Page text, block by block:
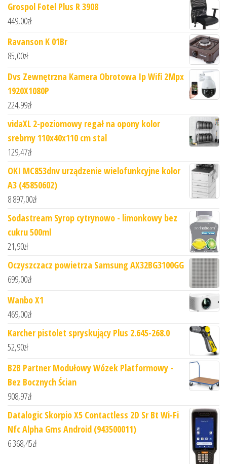
Grospol Fotel Plus R 3908
449,00zł
Ravanson K 01Br
85,00zł
Dvs Zewnętrzna Kamera Obrotowa Ip Wifi 2Mpx
1920X1080P
224,99zł
vidaXL 2-poziomowy regał na opony kolor
srebrny 110x40x110 cm stal
129,47zł
OKI MC853dnv urządzenie wielofunkcyjne kolor
A3 (45850602)
8 897,00zł
Sodastream Syrop cytrynowo - limonkowy bez
cukru 500ml
21,90zł
Oczyszczacz powietrza Samsung AX32BG3100GG
699,00zł
Wanbo X1
469,00zł
Karcher pistolet spryskujący Plus 2.645-268.0
52,90zł
B2B Partner Modułowy Wózek Platformowy -
Bez Bocznych Ścian
908,97zł
Datalogic Skorpio X5 Contactless 2D Sr Bt Wi-Fi
Nfc Alpha Gms Android (943500011)
6 368,45zł